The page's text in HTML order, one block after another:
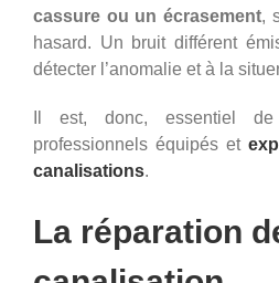
cassure ou un écrasement,
hasard. Un bruit différent
détecter l’anomalie et à la
Il est, donc, essentiel
professionnels équipés et
canalisations.
La réparation